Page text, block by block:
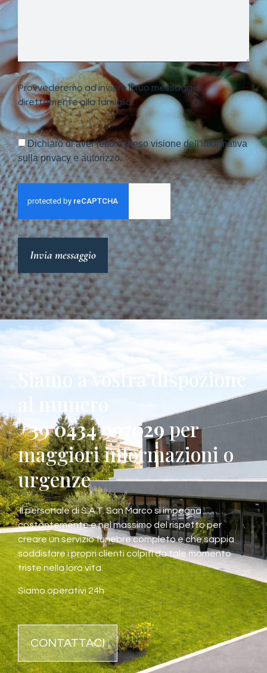
Provvederemo ad inviare il tuo messaggio
direttamente alla famiglia.
Dichiaro di aver letto e preso visione dell'informativa
sulla privacy e autorizzo.
Invia messaggio
Siamo a vostra dispozione
al numero
+39 0434 997029per
maggiori informazioni o
urgenze
Il personale di S.A.T. San Marco si impegna
costantemente e nel massimo del rispetto per
creare un servizio funebre completo e che sappia
soddisfare i propri clienti colpiti da tale momento
triste nella loro vita.
Siamo operativi 24h
CONTATTACI